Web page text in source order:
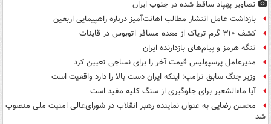
تصاویر پهپاد ساقط شده در جنوب ایران
بازداشت عامل انتشار مطالب اهانت‌آمیز درباره راهپیمایی اربعین
کشف ۳۱۰ گرم تریاک از معده مسافر اتوبوس در قاینات
تنگه هرمز و پیام‌های بازدارنده ایران
مدیرعامل پرسپولیس قیمت آخر را برای نساجی تعیین کرد
وزیر جنگ سابق ترامپ: اینکه ایران دست بالا را دارد واقعیت است
آیا ماءالشعیر برای جلوگیری از سنگ کلیه مفید است
محسن رضایی به عنوان نماینده رهبر انقلاب در شورای‌عالی امنیت ملی منصوب
شد